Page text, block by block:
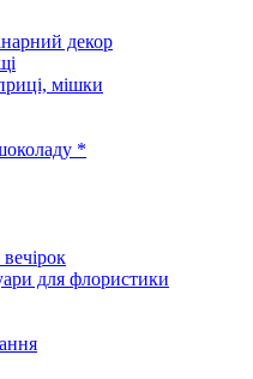
декор
мішки
*
для флористики